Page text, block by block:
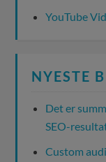
YouTube
NYESTE
Det er
SEO-
Custom